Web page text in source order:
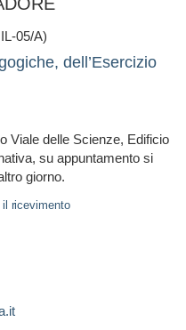
05/A)
dell’Esercizio
Viale delle Scienze, Edificio
su appuntamento si
giorno.
ricevimento